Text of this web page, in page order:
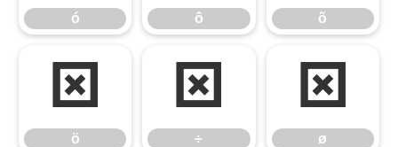
ó ô õ
ö
ö
÷
÷
ø
ø